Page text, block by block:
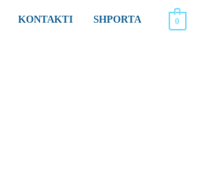
KONTAKTI SHPORTA 0